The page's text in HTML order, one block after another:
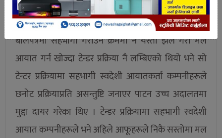
रुपैयाँभन्दा धेरै घोटला गरेको स्रोतको दाबी छ ।
बोलपत्रमा सहभागी गराउने क्रममा नै यस्तो झेल गरी मल
आयात गर्न खोज्दा टेन्डर प्रक्रिया नै लम्बिएको थियो भने सो
टेन्टर प्रक्रियामा सहभागी स्वदेशी आयातकर्ता कम्पनीहरूले
छनोट प्रक्रियाप्रति असन्तुष्टि जनाएर पाटन उच्च अदालतमा
मुद्दा दायर गरेका थिए । टेन्डर प्रक्रियामा सहभागी स्वदेशी
आयात कम्पनीहरूले भने अहिले आफूहरूले निकै सस्तोमा मल